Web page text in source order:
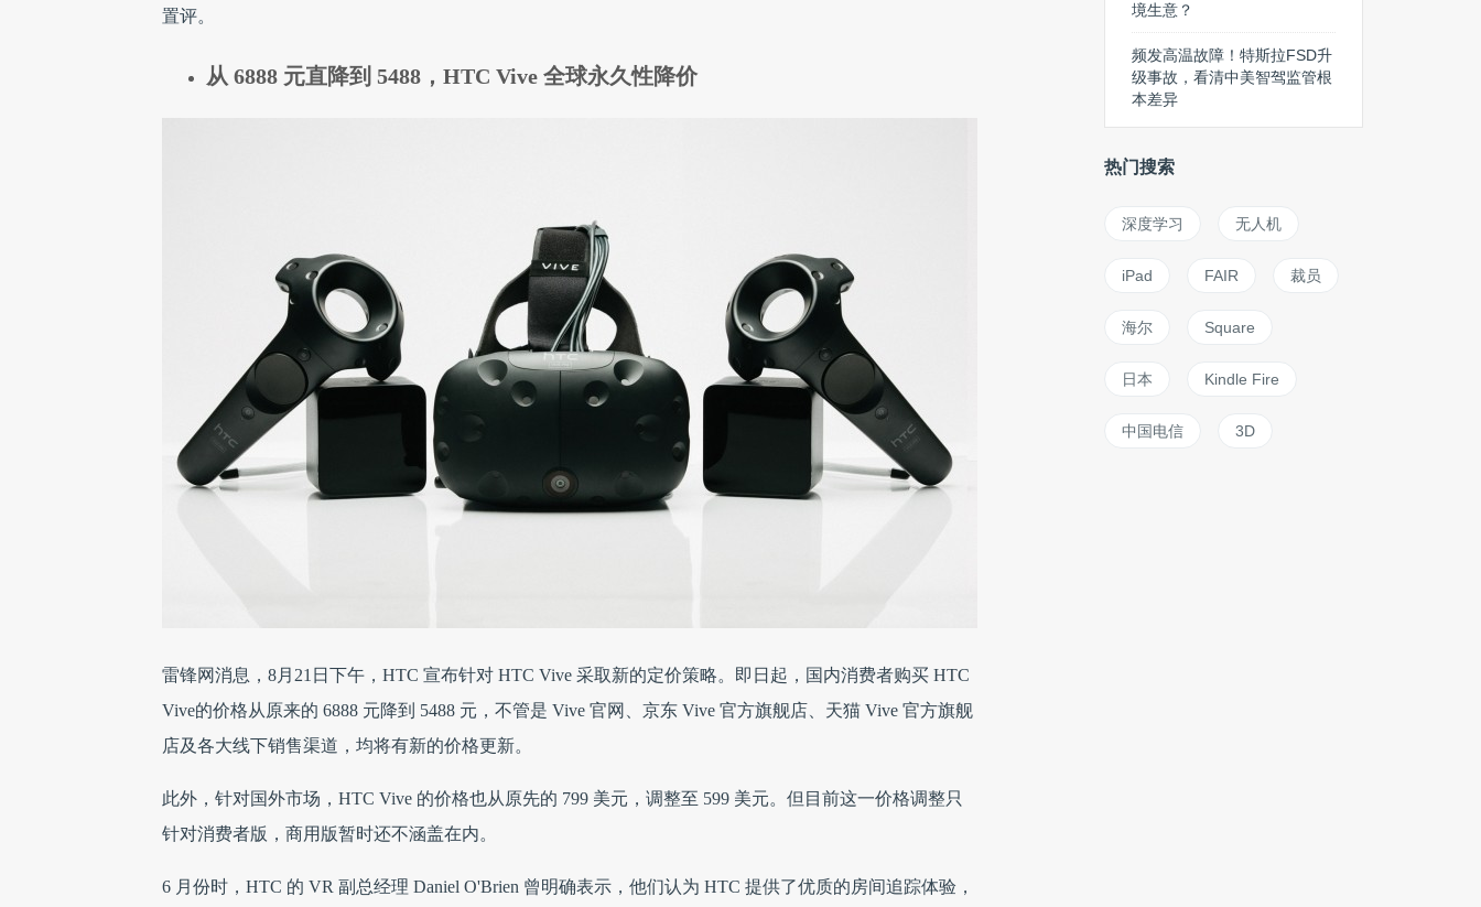
置评。
从 6888 元直降到 5488，HTC Vive 全球永久性降价
雷锋网消息，8月21日下午，HTC 宣布针对 HTC Vive 采取新的定价策略。即日起，国内消费者购买 HTC
Vive的价格从原来的 6888 元降到 5488 元，不管是 Vive 官网、京东 Vive 官方旗舰店、天猫 Vive 官方旗舰
店及各大线下销售渠道，均将有新的价格更新。
此外，针对国外市场，HTC Vive 的价格也从原先的 799 美元，调整至 599 美元。但目前这一价格调整只
针对消费者版，商用版暂时还不涵盖在内。
6 月份时，HTC 的 VR 副总经理 Daniel O'Brien 曾明确表示，他们认为 HTC 提供了优质的房间追踪体验，
境生意？
频发高温故障！特斯拉FSD升
级事故，看清中美智驾监管根
本差异
热门搜索
深度学习 无人机
iPad FAIR 裁员
海尔 Square
日本 Kindle Fire
中国电信 3D